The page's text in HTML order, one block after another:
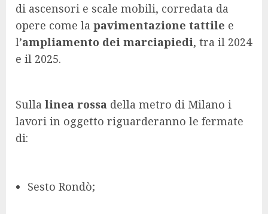
di ascensori e scale mobili, corredata da
opere come la pavimentazione tattile e
l’ampliamento dei marciapiedi, tra il 2024
e il 2025.
Sulla linea rossa della metro di Milano i
lavori in oggetto riguarderanno le fermate
di:
Sesto Rondò;